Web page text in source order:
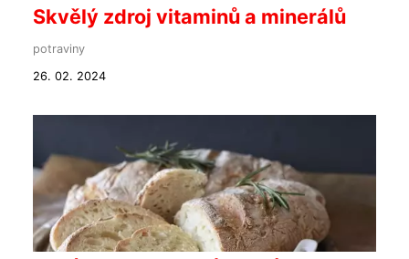
Skvělý zdroj vitaminů a minerálů
potraviny
26. 02. 2024